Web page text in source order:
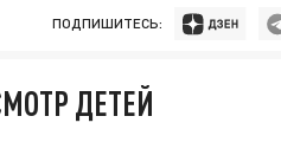
ПОДПИШИТЕСЬ:
ДЕТЕЙ